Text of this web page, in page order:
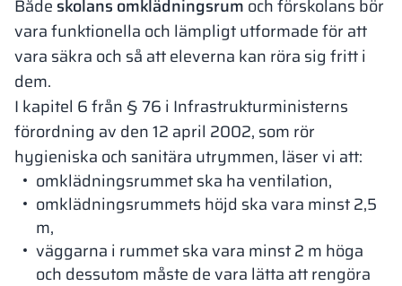
Både skolans omklädningsrum och förskolans bör
vara funktionella och lämpligt utformade för att
vara säkra och så att eleverna kan röra sig fritt i
dem.
I kapitel 6 från § 76 i Infrastrukturministerns
förordning av den 12 april 2002, som rör
hygieniska och sanitära utrymmen, läser vi att:
omklädningsrummet ska ha ventilation,
omklädningsrummets höjd ska vara minst 2,5
m,
väggarna i rummet ska vara minst 2 m höga
och dessutom måste de vara lätta att rengöra